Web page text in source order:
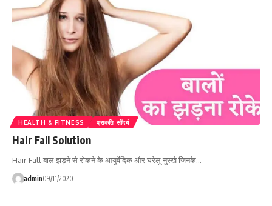
HEALTH & FITNESS प्राकति सोंदर्य
Hair Fall Solution
Hair Fall बाल झड़ने से रोकने के आयुर्वेदिक और घरेलू नुस्खे जिनके…
admin09/11/2020